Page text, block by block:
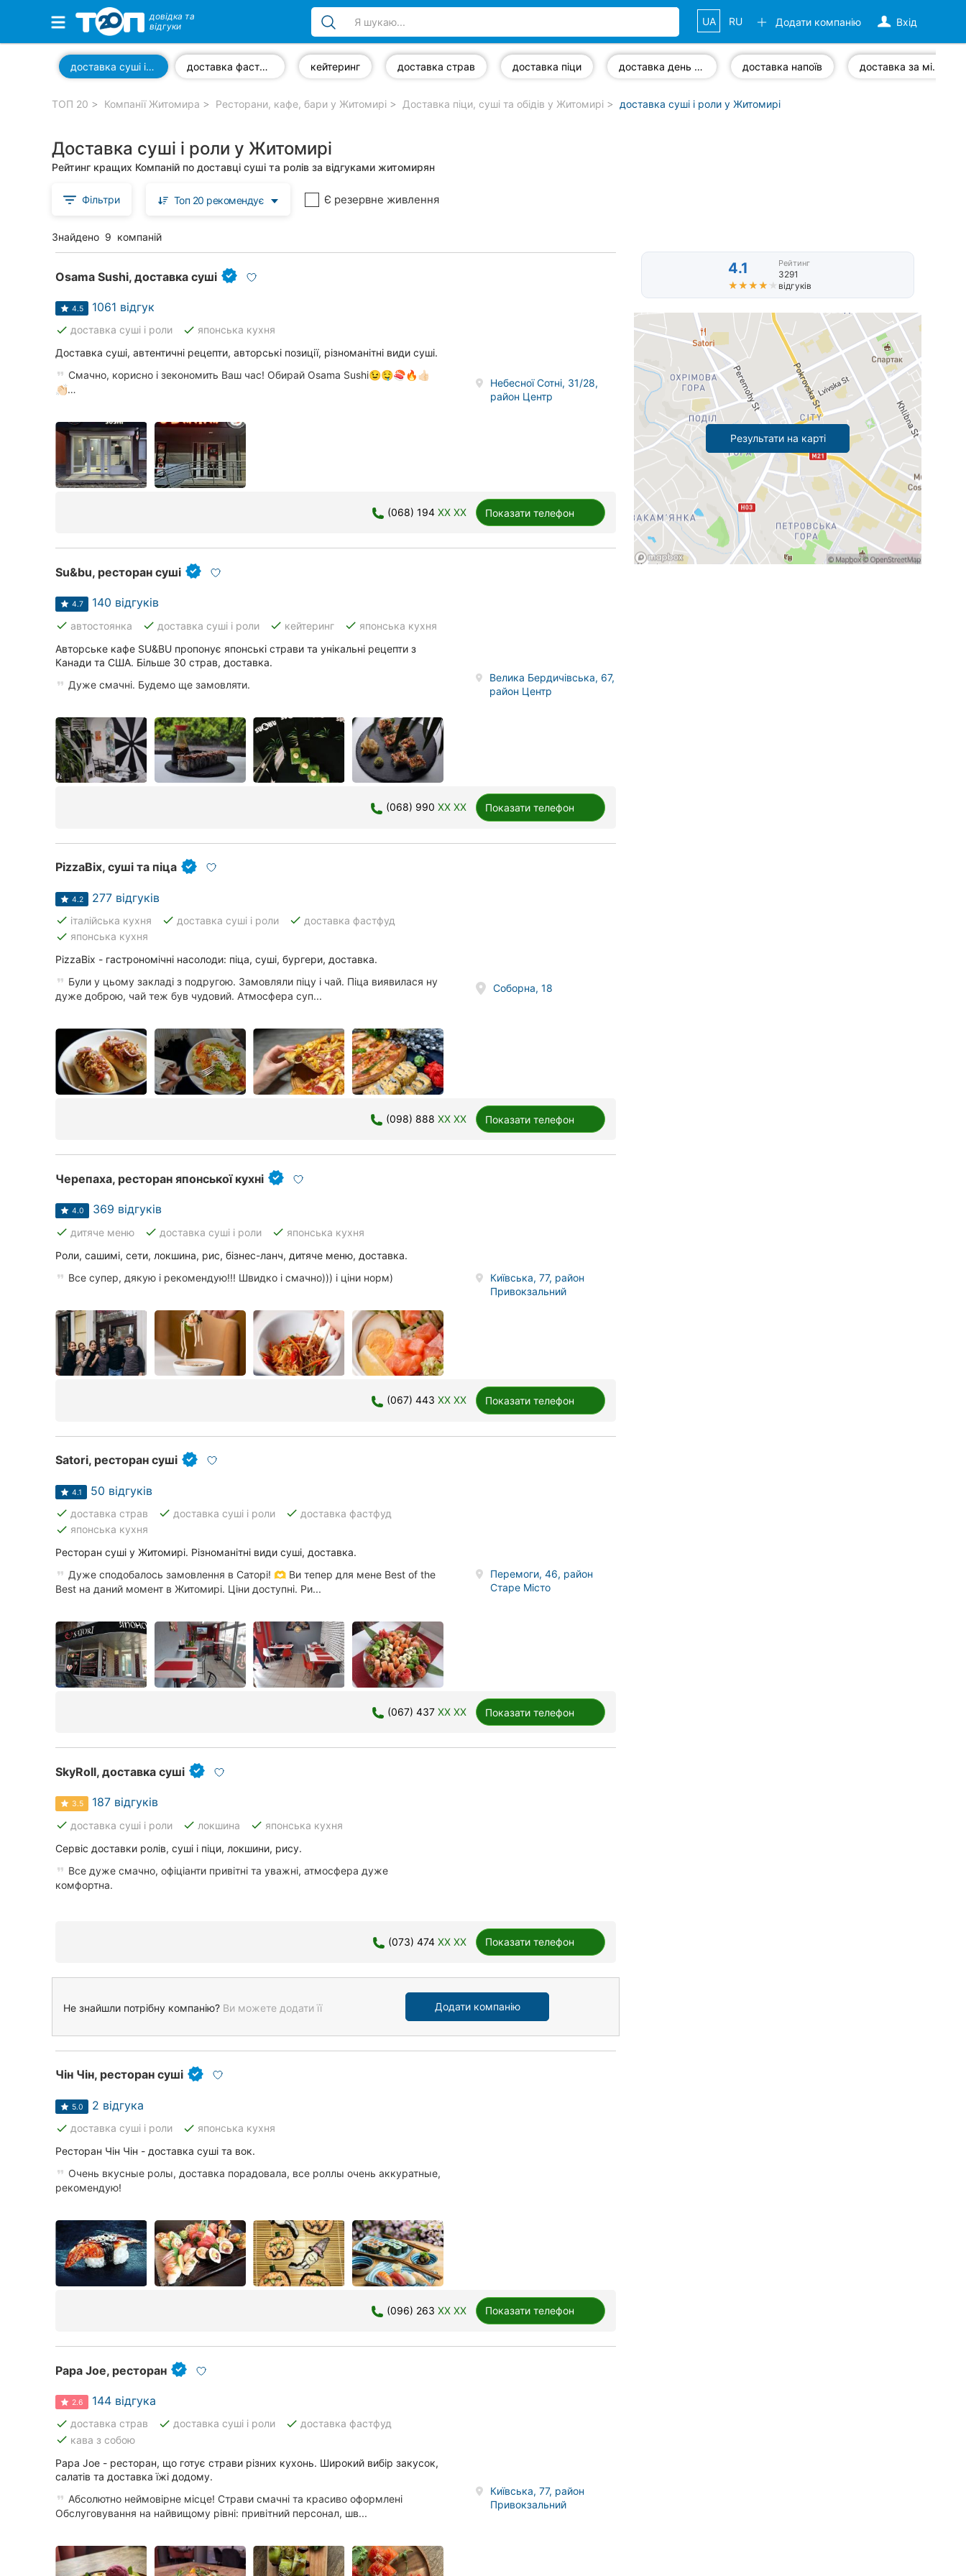
Обрані компанії
Автошколи
Ветеринарні клініки
Ресторани
Всі рубрики
Всі міста:
Житомир
Вінниця
Хмельницький
Харків
Кривий Ріг
Полтава
Чернігів
Черкаси
Чернівці
Ужгород
довідка та
відгуки
Вхід
Додати компанію
UA RU
доставка фастфуд кейтеринг доставка страв доставка піци
доставка суші і роли доставка день у день доставка напоїв доставка за місто
ТОП 20 Компанії Житомира Ресторани, кафе, бари у Житомирі Доставка піци, суші та обідів у Житомирі доставка суші і роли у Житомирі
Доставка суші і роли у Житомирі
Рейтинг кращих Компаній по доставці суші та ролів за відгуками житомирян
Фільтри Топ 20 рекомендує Є резервне живлення
Знайдено 9 компаній
Osama Sushi, доставка суші
4.5 1061 відгук
done доставка суші і роли done японська кухня
Доставка суші, автентичні рецепти, авторські позиції, різноманітні види суші.
Смачно, корисно і зекономить Ваш час! Обирай Оsama Sushi😉🤤🍣🔥👍🏻
👏🏻…
Небесної Сотні, 31/28,
район Центр
(068) 194 XX XX Показати телефон
Su&bu, ресторан суші
4.7 140 відгуків
done автостоянка done доставка суші і роли done кейтеринг done японська кухня
Авторське кафе SU&BU пропонує японські страви та унікальні рецепти з
Канади та США. Більше 30 страв, доставка.
Дуже смачні. Будемо ще замовляти.
Велика Бердичівська, 67,
район Центр
(068) 990 XX XX Показати телефон
PizzaBix, суші та піца
4.2 277 відгуків
done італійська кухня done доставка суші і роли done доставка фастфуд
done японська кухня
PizzaBix - гастрономічні насолоди: піца, суші, бургери, доставка.
Були у цьому закладі з подругою. Замовляли піцу і чай. Піца виявилася ну
дуже доброю, чай теж був чудовий. Атмосфера суп...
Соборна, 18
(098) 888 XX XX Показати телефон
Черепаха, ресторан японської кухні
4.0 369 відгуків
done дитяче меню done доставка суші і роли done японська кухня
Роли, сашимі, сети, локшина, рис, бізнес-ланч, дитяче меню, доставка.
Все супер, дякую і рекомендую!!! Швидко і смачно))) і ціни норм)
Київська, 77, район
Привокзальний
(067) 443 XX XX Показати телефон
Satori, ресторан суші
4.1 50 відгуків
done доставка страв done доставка суші і роли done доставка фастфуд
done японська кухня
Ресторан суші у Житомирі. Різноманітні види суші, доставка.
Дуже сподобалось замовлення в Саторі! 🫶 Ви тепер для мене Best of the
Best на даний момент в Житомирі. Ціни доступні. Ри...
Перемоги, 46, район
Старе Місто
(067) 437 XX XX Показати телефон
SkyRoll, доставка суші
3.5 187 відгуків
done доставка суші і роли done локшина done японська кухня
Сервіс доставки ролів, суші і піци, локшини, рису.
Все дуже смачно, офіціанти привітні та уважні, атмосфера дуже
комфортна.
(073) 474 XX XX Показати телефон
Не знайшли потрібну компанію? Ви можете додати її Додати компанію
Чін Чін, ресторан суші
5.0 2 відгука
done доставка суші і роли done японська кухня
Ресторан Чін Чін - доставка суші та вок.
Очень вкусные ролы, доставка порадовала, все роллы очень аккуратные,
рекомендую!
(096) 263 XX XX Показати телефон
Papa Joe, ресторан
2.6 144 відгука
done доставка страв done доставка суші і роли done доставка фастфуд
done кава з собою
Papa Joe - ресторан, що готує страви різних кухонь. Широкий вибір закусок,
салатів та доставка їжі додому.
Абсолютно неймовірне місце! Страви смачні та красиво оформлені
Обслуговування на найвищому рівні: привітний персонал, шв...
Київська, 77, район
Привокзальний
4.1
★★★★★
★★★★★
Рейтинг
3291
відгуків
Результати на карті